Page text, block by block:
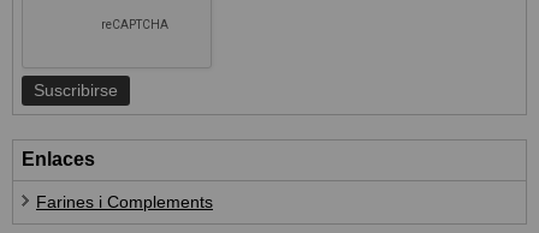
Enlaces
Farines i Complements